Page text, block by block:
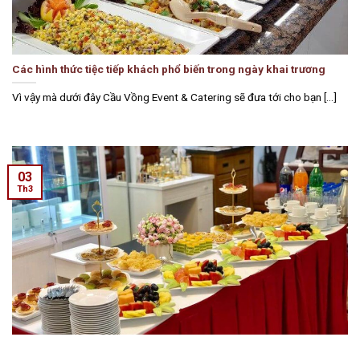
Các hình thức tiệc tiếp khách phổ biến trong ngày khai trương
Vì vậy mà dưới đây Cầu Vồng Event & Catering sẽ đưa tới cho bạn [...]
03
Th3